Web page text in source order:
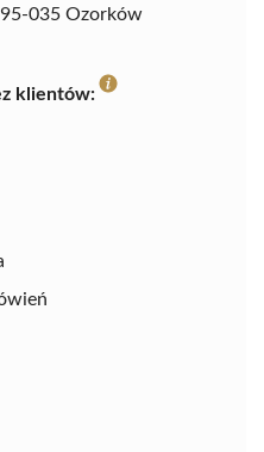
035 Ozorków
klientów: